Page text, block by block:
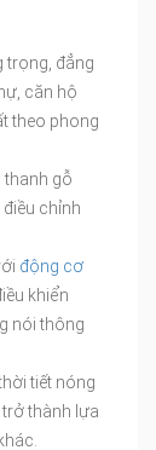
trọng, đẳng
căn hộ
theo phong
thanh gỗ
chỉnh
động cơ
khiển
nói thông
tiết nóng
thành lựa